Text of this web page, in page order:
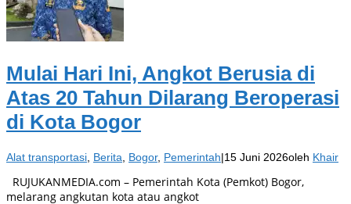
Mulai Hari Ini, Angkot Berusia di
Atas 20 Tahun Dilarang Beroperasi
di Kota Bogor
Alat transportasi, Berita, Bogor, Pemerintah|15 Juni 2026oleh Khair
RUJUKANMEDIA.com – Pemerintah Kota (Pemkot) Bogor,
melarang angkutan kota atau angkot